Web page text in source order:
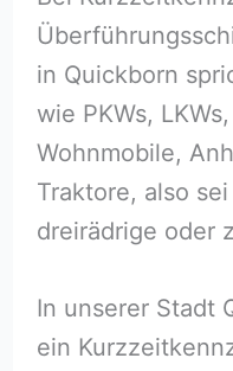
in Quickborn
wie PKWs,
Wohnmobile,
Traktore, also
dreirädrige oder
In unserer Stadt
ein